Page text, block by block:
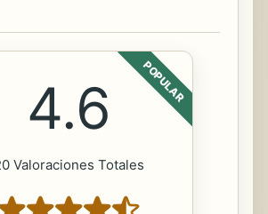
POPULAR
4.6
Valoraciones Totales